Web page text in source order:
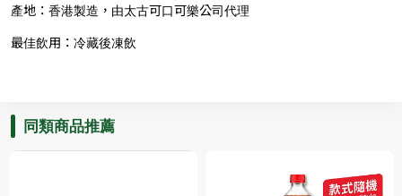
產地：香港製造，由太古可口可樂公司代理
最佳飲用：冷藏後凍飲
同類商品推薦